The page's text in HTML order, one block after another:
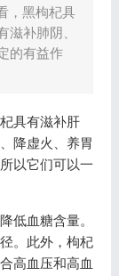
，黑枸杞具
滋补肺阴、
的有益作
具有滋补肝
降虚火、养胃
以它们可以一
低血糖含量。
。此外，枸杞
高血压和高血